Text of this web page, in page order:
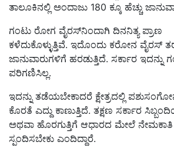
ತಾಲೂಕಿನಲ್ಲಿ ಅಂದಾಜು 180 ಕ್ಕೂ ಹೆಚ್ಚು
ಗಂಟು ರೋಗ ವೈರಸ್‌ನಿಂದಾಗಿ ದಿನನಿತ್ಯ ಪ್ರಾಣ
ಕಳೆದುಕೊಳ್ಳುತ್ತಿವೆ. ಇದೊಂದು ಕರೋನ ವೈರಸ್
ಜಾನುವಾರುಗಳಿಗೆ ಹರಡುತ್ತಿದೆ. ಸರ್ಕಾರ ಇದನ್ನು
ಪರಿಗಣಿಸಿಲ್ಲ.
ಇದನ್ನು ತಡೆಯಬೇಕಾದರೆ ಕ್ಷೇತ್ರದಲ್ಲಿ
ಕೊರತೆ ಎದ್ದು ಕಾಣುತ್ತಿದೆ. ತಕ್ಷಣ ಸರ್ಕಾರ
ಅಥವಾ ಹೊರಗುತ್ತಿಗೆ ಆಧಾರದ ಮೇಲೆ
ಸ್ಪಂದಿಸಬೇಕು ಎಂದಿದ್ದಾರೆ.